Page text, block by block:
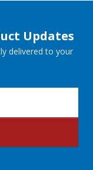
Updates
delivered to your